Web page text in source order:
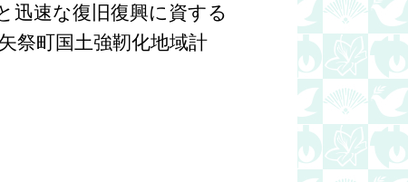
迅速な復旧復興に資する
祭町国土強靭化地域計